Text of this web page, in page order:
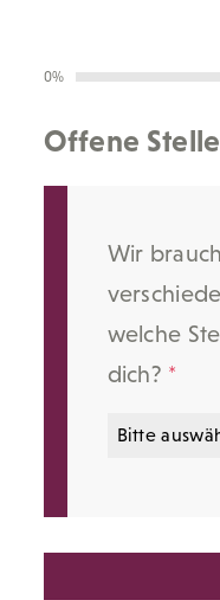
0%
Offene
Wir
welche
dich? *
Bitte